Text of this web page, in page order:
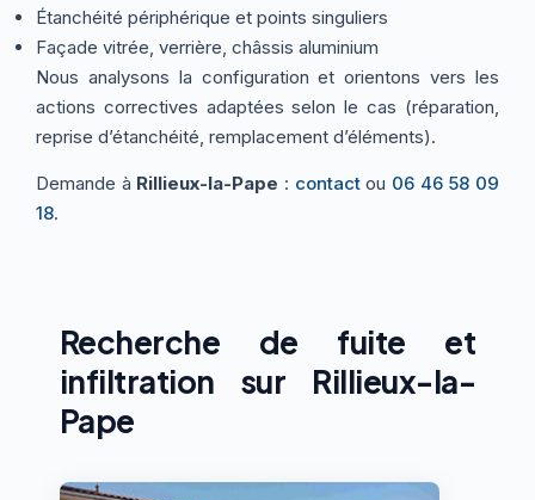
Étanchéité périphérique et points singuliers
Façade vitrée, verrière, châssis aluminium
Nous analysons la configuration et orientons vers les
actions correctives adaptées selon le cas (réparation,
reprise d’étanchéité, remplacement d’éléments).
Demande à Rillieux-la-Pape : contactou 06 46 58 09
18.
Recherche de fuite et
infiltration sur Rillieux-la-
Pape